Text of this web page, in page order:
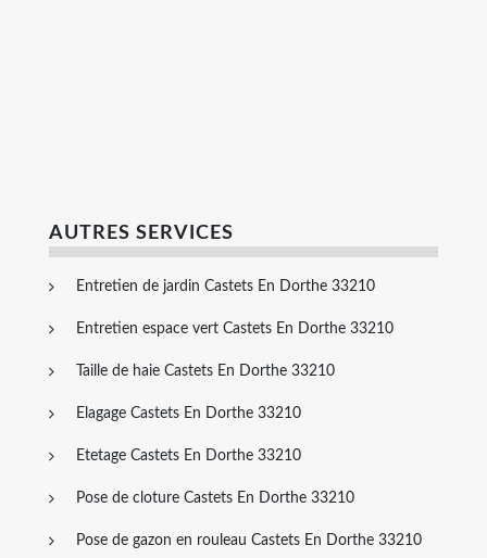
AUTRES SERVICES
Entretien de jardin Castets En Dorthe 33210
Entretien espace vert Castets En Dorthe 33210
Taille de haie Castets En Dorthe 33210
Elagage Castets En Dorthe 33210
Etetage Castets En Dorthe 33210
Pose de cloture Castets En Dorthe 33210
Pose de gazon en rouleau Castets En Dorthe 33210